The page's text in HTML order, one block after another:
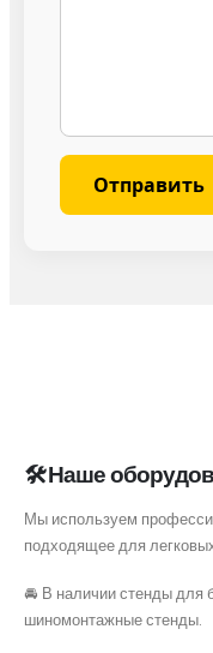
🛠 Наше
Мы используем
подходящее для
🚘 В наличии стенды для
шиномонтажные стенды.